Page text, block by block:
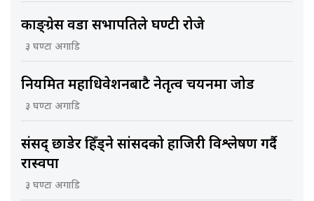
काङ्ग्रेस वडा सभापतिले घण्टी रोजे
३ घण्टा अगाडि
नियमित महाधिवेशनबाटै नेतृत्व चयनमा जोड
३ घण्टा अगाडि
संसद् छाडेर हिँड्ने सांसदको हाजिरी विश्लेषण गर्दै
रास्वपा
३ घण्टा अगाडि